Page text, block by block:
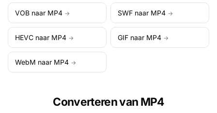
VOB naar MP4 → SWF naar MP4 →
HEVC naar MP4 → GIF naar MP4 →
WebM naar MP4 →
Converteren van MP4